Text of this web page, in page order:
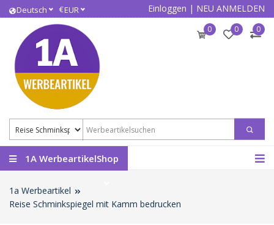
Deutsch €EUR Einloggen | NEU ANMELDEN
0 0 0
1A WerbeartikelShop
1a Werbeartikel
Reise Schminkspiegel mit Kamm bedrucken